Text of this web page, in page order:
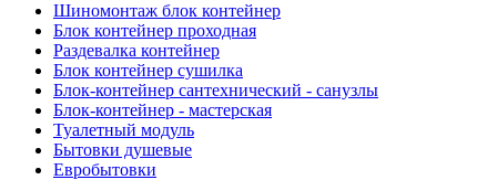
Шиномонтаж блок контейнер
Блок контейнер проходная
Раздевалка контейнер
Блок контейнер сушилка
Блок-контейнер сантехнический - санузлы
Блок-контейнер - мастерская
Туалетный модуль
Бытовки душевые
Евробытовки